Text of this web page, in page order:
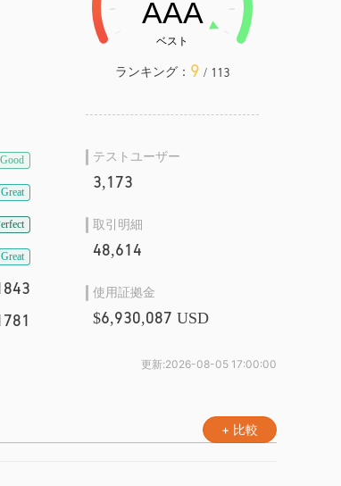
Good
Great
Great
ランキング： 9 / 113
テストユーザー
3,173
取引明細
48,614
使用証拠金
$6,930,087 USD
更新:2026-08-05 17:00:00
+ 比較